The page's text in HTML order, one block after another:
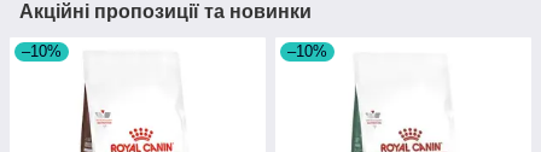
Акційні пропозиції та новинки
–10% –10%